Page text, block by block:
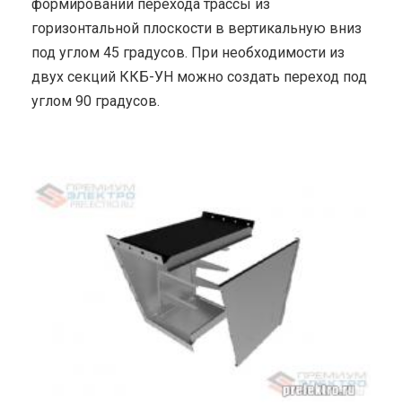
формировании перехода трассы из
горизонтальной плоскости в вертикальную вниз
под углом 45 градусов. При необходимости из
двух секций ККБ-УН можно создать переход под
углом 90 градусов.